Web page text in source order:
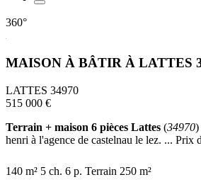
360°
MAISON À BÂTIR À LATTES
LATTES 34970
515 000 €
Terrain + maison 6 pièces Lattes (34970)
henri à l'agence de castelnau le lez. ... Prix
140 m² 5 ch. 6 p. Terrain 250 m²